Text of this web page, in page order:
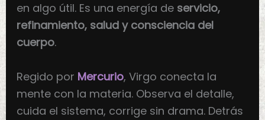
en algo útil. Es una energía de servicio,
refinamiento, salud y consciencia del
cuerpo.
Regido por Mercurio, Virgo conecta la
mente con la materia. Observa el detalle,
cuida el sistema, corrige sin drama. Detrás